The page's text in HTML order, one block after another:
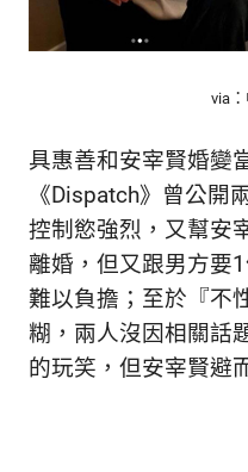
via
具惠善和安宰賢婚變
《Dispatch》曾公開
控制慾強烈，又幫安
離婚，但又跟男方要
難以負擔；至於『不
糊，兩人沒因相關話
的玩笑，但安宰賢避